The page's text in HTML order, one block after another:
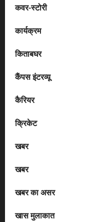
कवर-स्टोरी
कार्यक्रम
किताबघर
कैंपस इंटरव्यू
कैरियर
क्रिकेट
खबर
खबर
खबर का असर
खास मुलाकात